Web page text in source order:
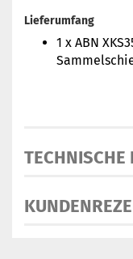
Lieferumfang
1 x ABN
TECHNISCHE